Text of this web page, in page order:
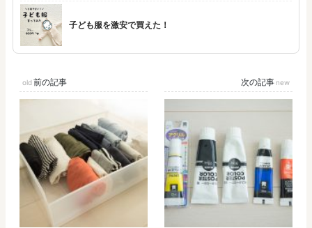
子ども服を激安で買えた！
前の記事 次の記事